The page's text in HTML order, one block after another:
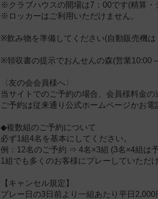
※クラブハウスの開場は7：00です(精算・
※ロッカーはご利用いただけません。
※飲み物を準備してください(自動販売機
※領収書の提示でおんせんの森(営業10:00
〈友の会会員様へ〉
当サイトでのご予約の場合、会員様料金
ご予約は従来通り公式ホームページかお電
◆複数組のご予約について
必ず1組4名を基本にしてください。
例：12名のご予約 ⇒ 4名×3組 (3名×4組は予
1組でも多くのお客様にプレーしていただ
【キャンセル規定】
プレー日の3日前より一組あたり平日